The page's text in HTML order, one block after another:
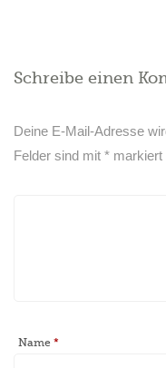
Schreibe einen
Deine E-Mail-Adresse
Felder sind mit* markiert
Name*